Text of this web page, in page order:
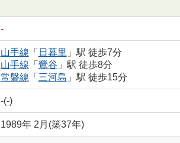
-
山手線 「 日暮里 」駅 徒歩7分
山手線 「 鶯谷 」駅 徒歩8分
常磐線 「 三河島 」駅 徒歩15分
-(-)
1989年 2月(築37年)